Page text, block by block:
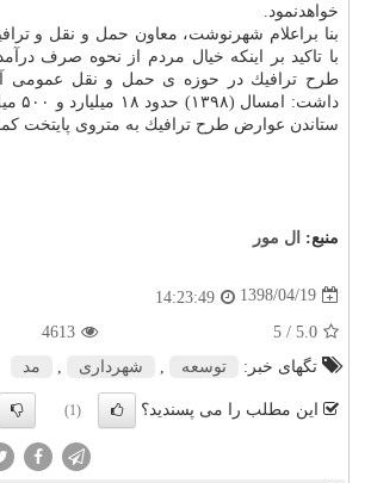
خواهدنمود.
بنا براعلام شهرنوشت، معاون حمل و نقل و
با تاكید بر اینكه خیال مردم از نحوه صرف
طرح ترافیك در حوزه ی حمل و نقل عمومی
داشت:
ستاندن عوارض طرح ترافیك به متروی پایتخت
منبع: ال مور
1398/04/19
14:23:49
5.0
/ 5
4613
تگهای خبر:
توسعه شهرداری مد
این مطلب را می پسندید؟ (1)